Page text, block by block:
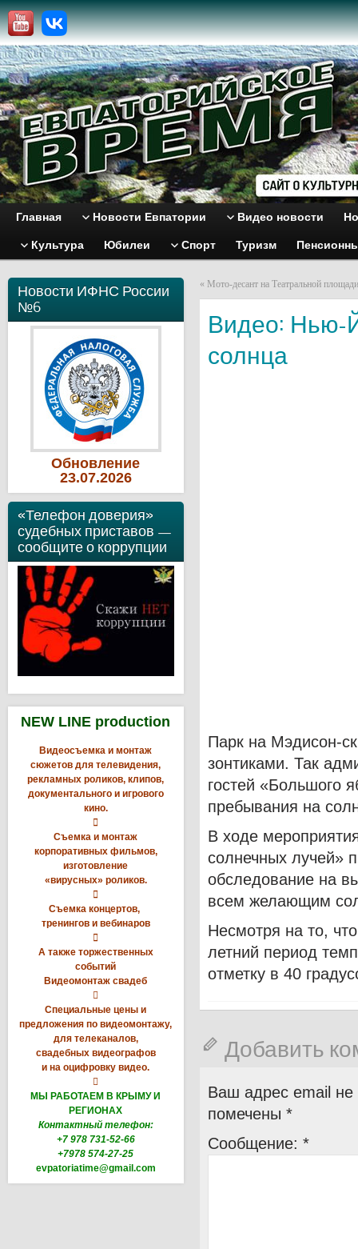
Главная Новости Евпатории Видео новости
Культура Юбилеи Спорт Туризм
Новости ИФНС России
№6
Обновление
23.07.2026
«Телефон доверия»
судебных приставов —
сообщите о коррупции
NEW LINE production
Видеосъемка и монтаж
сюжетов для телевидения,
рекламных роликов, клипов,
документального и игрового
кино.

Съемка и монтаж
корпоративных фильмов,
изготовление
«вирусных» роликов.

Съемка концертов,
тренингов и вебинаров

А также торжественных
событий
Видеомонтаж свадеб

Специальные цены и
предложения по видеомонтажу,
для телеканалов,
свадебных видеографов
и на оцифровку видео.

МЫ РАБОТАЕМ В КРЫМУ И
РЕГИОНАХ
Контактный телефон:
+7 978 731-52-66
+7978 574-27-25
evpatoriatime@gmail.com
« Мото-десант на Театральной площади
Видео: Нью-
солнца
Парк на Мэдисон-
зонтиками. Так
гостей «Большого
пребывания на
В ходе
солнечных лучей»
обследование на
всем желающим
Несмотря на то,
летний период
отметку в 40
Добавить
Ваш адрес email не
помечены *
Сообщение: *